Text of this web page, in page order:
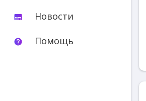
subtitles Новости
help Помощь